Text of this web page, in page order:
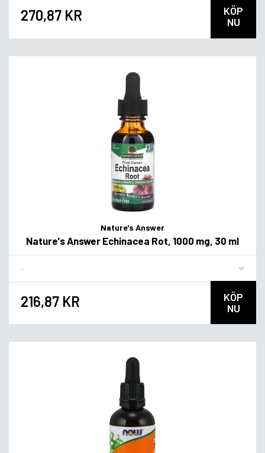
270,87 KR
KÖP
NU
Nature's Answer
Nature's Answer Echinacea Rot, 1000 mg, 30 ml
216,87 KR
KÖP
NU